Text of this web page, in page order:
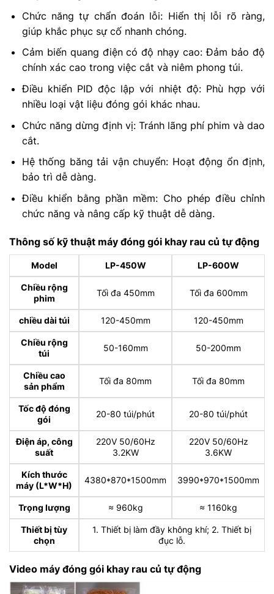
Chức năng tự chẩn đoán lỗi: Hiển thị lỗi rõ ràng,
giúp khắc phục sự cố nhanh chóng.
Cảm biến quang điện có độ nhạy cao: Đảm bảo độ
chính xác cao trong việc cắt và niêm phong túi.
Điều khiển PID độc lập với nhiệt độ: Phù hợp với
nhiều loại vật liệu đóng gói khác nhau.
Chức năng dừng định vị: Tránh lãng phí phim và dao
cắt.
Hệ thống băng tải vận chuyển: Hoạt động ổn định,
bảo trì dễ dàng.
Điều khiển bằng phần mềm: Cho phép điều chỉnh
chức năng và nâng cấp kỹ thuật dễ dàng.
Thông số kỹ thuật máy đóng gói khay rau củ tự động
Model LP-450W LP-600W
Chiều rộng
phim
Tối đa 450mm Tối đa 600mm
chiều dài túi 120-450mm 120-450mm
Chiều rộng
túi
50-160mm 50-200mm
Chiều cao
sản phẩm
Tối đa 80mm Tối đa 80mm
Tốc độ đóng
gói
20-80 túi/phút 20-80 túi/phút
Điện áp, công
suất
220V 50/60Hz
3.2KW
220V 50/60Hz
3.6KW
Kích thước
máy (L*W*H)
4380*870*1500mm 3990*970*1500mm
Trọng lượng ≈ 960kg ≈ 1160kg
Thiết bị tùy
chọn
1. Thiết bị làm đầy không khí; 2. Thiết bị
đục lỗ.
Video máy đóng gói khay rau củ tự động